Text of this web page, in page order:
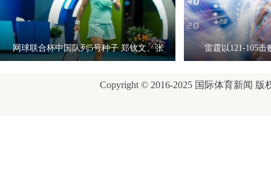
网球联合杯中国队列5号种子 郑钦文、张
雷霆以121-105击
Copyright © 2016-2025 国际体育新闻